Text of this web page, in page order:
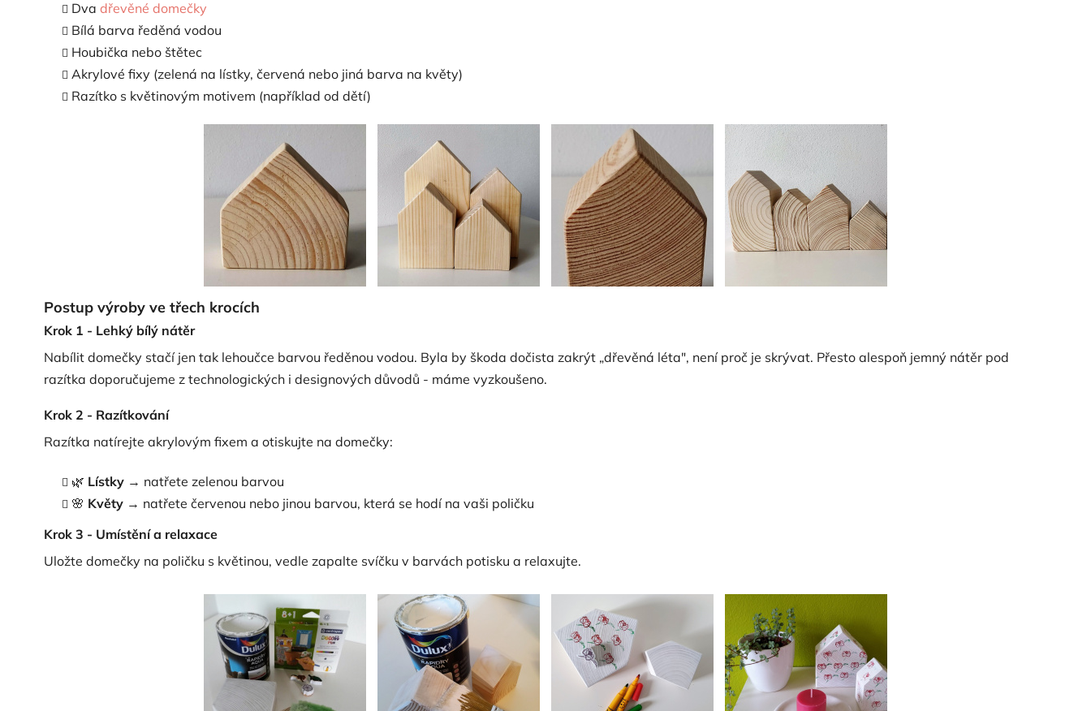
Dva dřevěné domečky
Bílá barva ředěná vodou
Houbička nebo štětec
Akrylové fixy (zelená na lístky, červená nebo jiná barva na květy)
Razítko s květinovým motivem (například od dětí)
Postup výroby ve třech krocích
Krok 1 - Lehký bílý nátěr
Nabílit domečky stačí jen tak lehoučce barvou ředěnou vodou. Byla by škoda dočista zakrýt „dřevěná léta", není proč je skrývat. Přesto alespoň jemný nátěr pod
razítka doporučujeme z technologických i designových důvodů - máme vyzkoušeno.
Krok 2 - Razítkování
Razítka natírejte akrylovým fixem a otiskujte na domečky:
🌿 Lístky → natřete zelenou barvou
🌸 Květy → natřete červenou nebo jinou barvou, která se hodí na vaši poličku
Krok 3 - Umístění a relaxace
Uložte domečky na poličku s květinou, vedle zapalte svíčku v barvách potisku a relaxujte.